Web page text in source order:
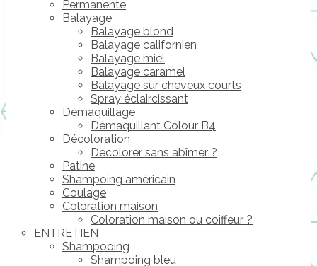
Permanente
Balayage
Balayage blond
Balayage californien
Balayage miel
Balayage caramel
Balayage sur cheveux courts
Spray éclaircissant
Démaquillage
Démaquillant Colour B4
Décoloration
Décolorer sans abîmer ?
Patine
Shampoing américain
Coulage
Coloration maison
Coloration maison ou coiffeur ?
ENTRETIEN
Shampooing
Shampoing bleu